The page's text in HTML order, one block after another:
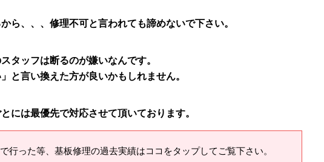
ら、、、修理不可と言われても諦めないで下さい。
タッフは断るのが嫌いなんです。
と言い換えた方が良いかもしれません。
には最優先で対応させて頂いております。
行った等、基板修理の過去実績はココをタップしてご覧下さい。